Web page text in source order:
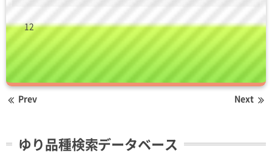
12
Prev Next
ゆり品種検索データベース